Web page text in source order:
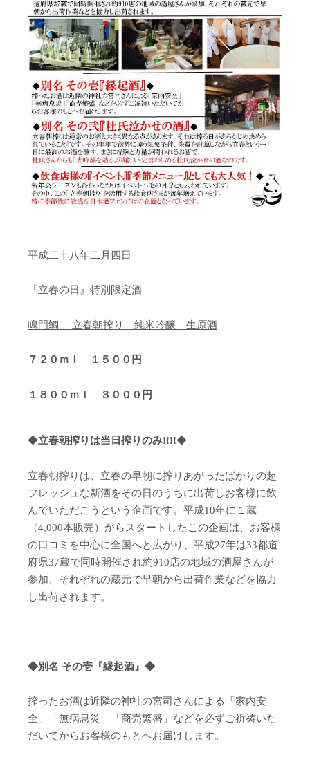
平成二十八年二月四日
『立春の日』特別限定酒
鳴門鯛 立春朝搾り 純米吟醸 生原酒
７２０ｍｌ １５００円
１８００ｍｌ ３０００円
◆立春朝搾りは当日搾りのみ!!!!◆
立春朝搾りは、立春の早朝に搾りあがったばかりの超
フレッシュな新酒をその日のうちに出荷しお客様に飲
んでいただこうという企画です。平成10年に１蔵
（4,000本販売）からスタートしたこの企画は、お客様
の口コミを中心に全国へと広がり、平成27年は33都道
府県37蔵で同時開催され約910店の地域の酒屋さんが
参加、それぞれの蔵元で早朝から出荷作業などを協力
し出荷されます。
◆別名 その壱『縁起酒 』 ◆
搾ったお酒は近隣の神社の宮司さんによる「家内安
全」「無病息災」「商売繁盛」などを必ずご祈祷いた
だいてからお客様のもとへお届けします。